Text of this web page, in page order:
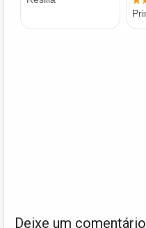
Deixe um comentário